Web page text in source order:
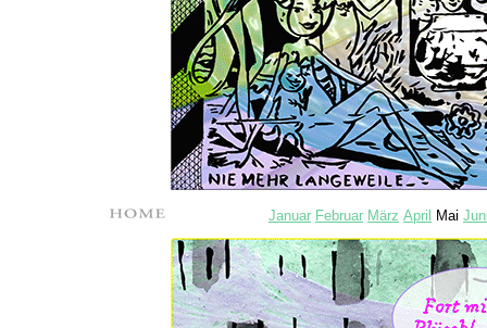
Januar Februar März April Mai